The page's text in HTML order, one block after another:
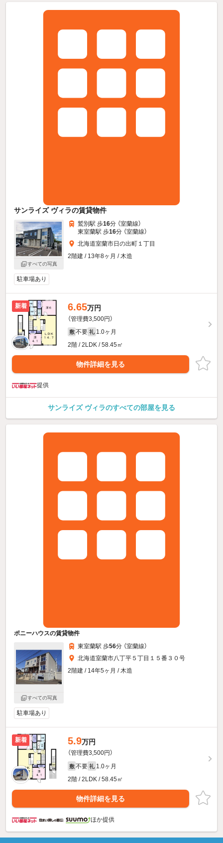
サンライズ ヴィラの賃貸物件
すべての写真
鷲別駅 歩16分 （室蘭線）
東室蘭駅 歩16分 （室蘭線）
北海道室蘭市日の出町１丁目
2階建 / 13年8ヶ月 / 木造
駐車場あり
新着 6.65万円
（管理費3,500円）
敷 不要 礼 1.0ヶ月
2階 / 2LDK / 58.45㎡
物件詳細を見る
提供
サンライズ ヴィラのすべての部屋を見る
ポニーハウスの賃貸物件
すべての写真
東室蘭駅 歩56分 （室蘭線）
北海道室蘭市八丁平５丁目１５番３０号
2階建 / 14年5ヶ月 / 木造
駐車場あり
新着 5.9万円
（管理費3,500円）
敷 不要 礼 1.0ヶ月
2階 / 2LDK / 58.45㎡
物件詳細を見る
ほか提供